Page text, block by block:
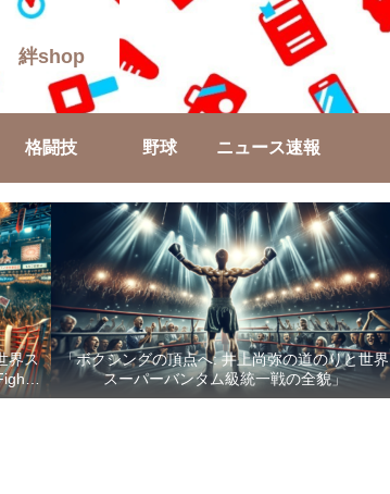
絆shop
格闘技 野球 ニュース速報
界ス
「ボクシングの頂点へ: 井上尚弥の道のりと世界
スーパーバンタム級統一戦の全貌」